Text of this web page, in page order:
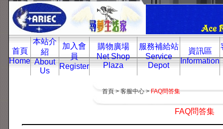
首頁
Home
本站介
紹
About
Us
加入會
員
Register
購物廣場
Net Shop
Plaza
服務補給站
Service
Depot
資訊區
Information
首頁 > 客服中心 >FAQ問答集
FAQ問答集